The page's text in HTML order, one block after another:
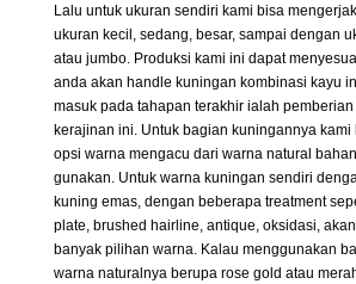
Lalu untuk ukuran sendiri kami bisa
ukuran kecil, sedang, besar, sampai dengan
atau jumbo. Produksi kami ini dapat
anda akan handle kuningan kombinasi kayu
masuk pada tahapan terakhir ialah
kerajinan ini. Untuk bagian kuningannya
opsi warna mengacu dari warna natural
gunakan. Untuk warna kuningan sendiri
kuning emas, dengan beberapa treatment
plate, brushed hairline, antique, oksidasi,
banyak pilihan warna. Kalau menggunakan
warna naturalnya berupa rose gold atau